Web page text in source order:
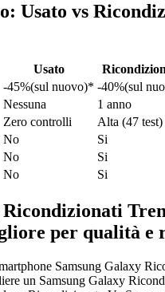
Usato vs
Usato
-45%(sul nuovo)* -40%(sul
Nessuna 1 anno
Zero controlli Alta (47 test)
No Si
No Si
No Si
Ricondizionati
per qualità e
Samsung Galaxy
un Samsung Galaxy